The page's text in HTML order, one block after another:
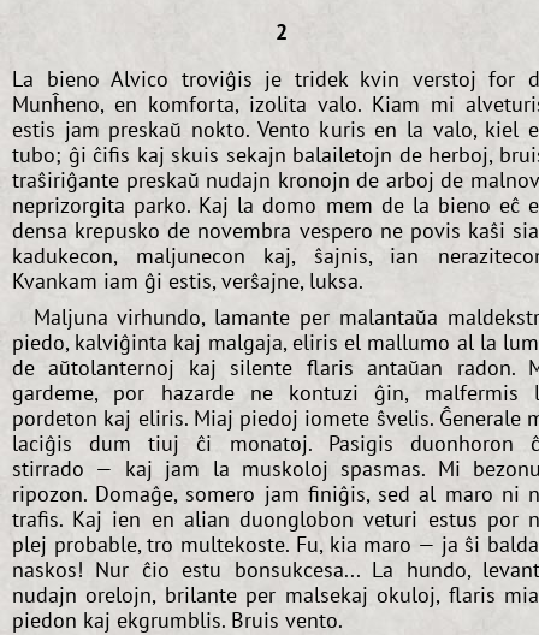
2
La bieno Alvico troviĝis je tridek kvin verstoj for
Munĥeno, en komforta, izolita valo. Kiam mi
estis jam preskaŭ nokto. Vento kuris en la valo, kiel
tubo; ĝi ĉifis kaj skuis sekajn balailetojn de herboj,
traŝiriĝante preskaŭ nudajn kronojn de arboj de
neprizorgita parko. Kaj la domo mem de la bieno eĉ
densa krepusko de novembra vespero ne povis kaŝi
kadukecon, maljunecon kaj, ŝajnis, ian
Kvankam iam ĝi estis, verŝajne, luksa.
Maljuna virhundo, lamante per malantaŭa
piedo, kalviĝinta kaj malgaja, eliris el mallumo al la
de aŭtolanternoj kaj silente flaris antaŭan radon.
gardeme, por hazarde ne kontuzi ĝin, malfermis
pordeton kaj eliris. Miaj piedoj iomete ŝvelis. Ĝenerale
laciĝis dum tiuj ĉi monatoj. Pasigis duonhoron
stirrado — kaj jam la muskoloj spasmas. Mi
ripozon. Domaĝe, somero jam finiĝis, sed al maro ni
trafis. Kaj ien en alian duonglobon veturi estus por
plej probable, tro multekoste. Fu, kia maro — ja ŝi
naskos! Nur ĉio estu bonsukcesa... La hundo,
nudajn orelojn, brilante per malsekaj okuloj, flaris
piedon kaj ekgrumblis. Bruis vento.